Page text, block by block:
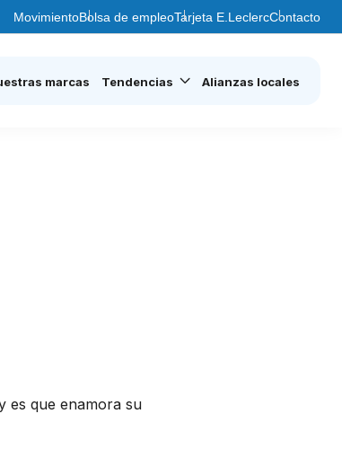
MovimientoBolsa de empleoTarjeta E.LeclercContacto
marcas Tendencias Alianzas locales
es que enamora su